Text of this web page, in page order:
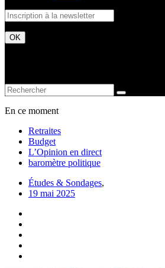
En ce moment
Retraites
Budget
L’Opinion en direct
baromètre politique
Études & Sondages,
19 mai 2025